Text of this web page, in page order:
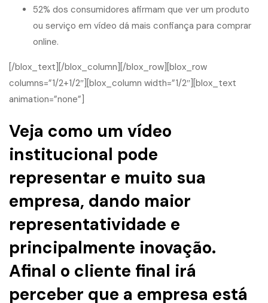
52% dos consumidores afirmam que ver um produto
ou serviço em vídeo dá mais confiança para comprar
online.
[/blox_text][/blox_column][/blox_row][blox_row
columns=”1/2+1/2″][blox_column width=”1/2″][blox_text
animation=”none”]
Veja como um vídeo
institucional pode
representar e muito sua
empresa, dando maior
representatividade e
principalmente inovação.
Afinal o cliente final irá
perceber que a empresa está